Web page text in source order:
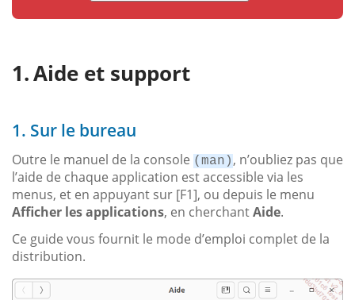
Aide et support
1. Sur le bureau
Outre le manuel de la console (man) , n’oubliez pas que
l’aide de chaque application est accessible via les
menus, et en appuyant sur [F1], ou depuis le menu
Afficher les applications, en cherchantAide.
Ce guide vous fournit le mode d’emploi complet de la
distribution.